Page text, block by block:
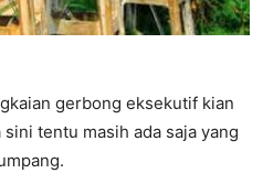
gerbong eksekutif kian
tentu masih ada saja yang